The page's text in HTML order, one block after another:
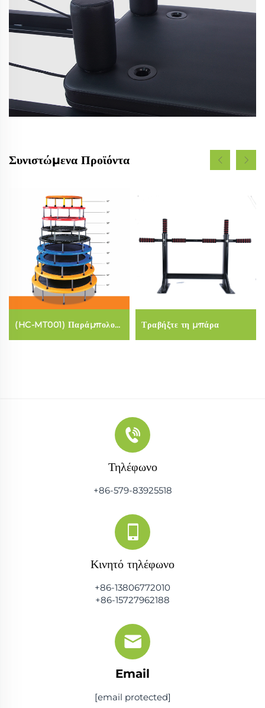
Συνιστώμενα Προϊόντα
(HC-MT001) Παράμπολος
με ελαστικά
Τραβήξτε τη μπάρα
Τηλέφωνο
+86-579-83925518
Κινητό τηλέφωνο
+86-13806772010
+86-15727962188
Email
[email protected]